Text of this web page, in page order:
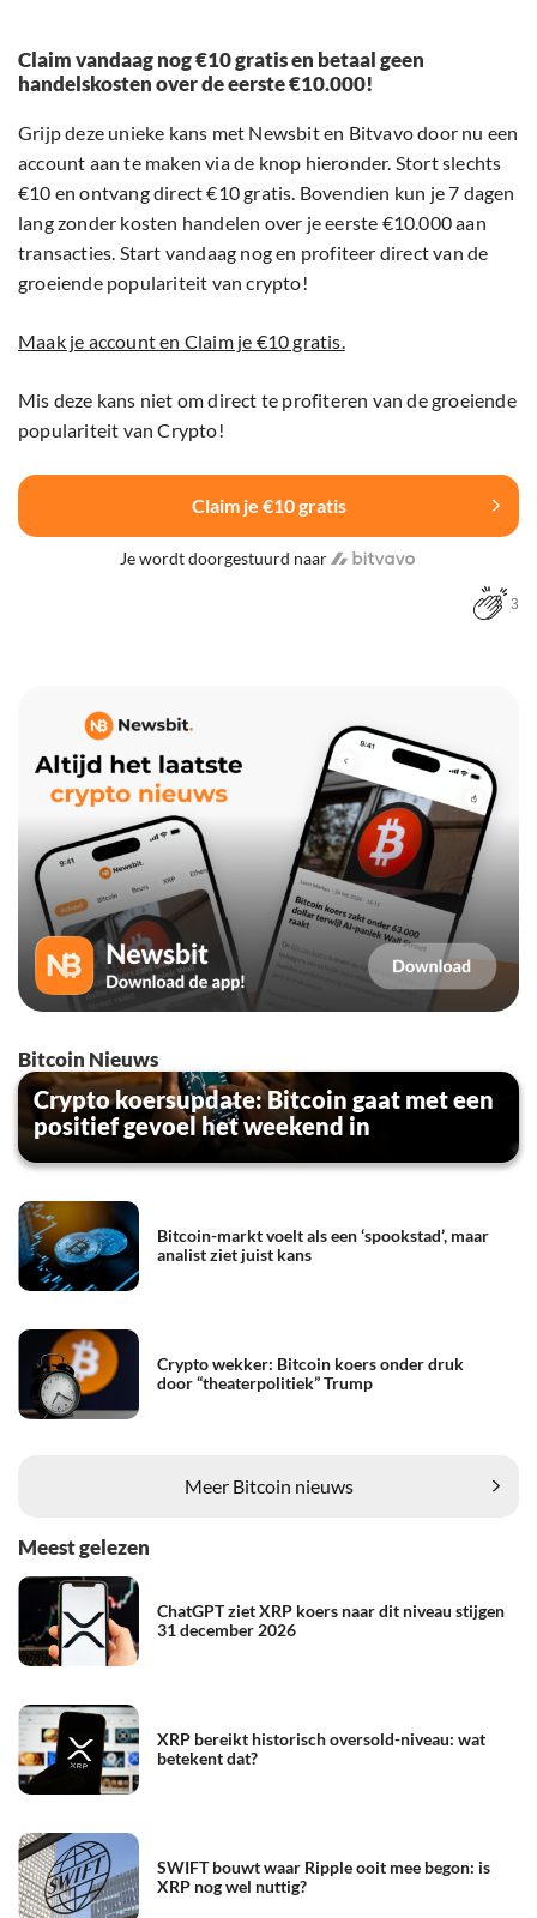
Claim vandaag nog €10 gratis en betaal geen
handelskosten over de eerste €10.000!
Grijp deze unieke kans met Newsbit en Bitvavo door nu een
account aan te maken via de knop hieronder. Stort slechts
€10 en ontvang direct €10 gratis. Bovendien kun je 7 dagen
lang zonder kosten handelen over je eerste €10.000 aan
transacties. Start vandaag nog en profiteer direct van de
groeiende populariteit van crypto!
Maak je account en Claim je €10 gratis.
Mis deze kans niet om direct te profiteren van de groeiende
populariteit van Crypto!
Claim je €10 gratis
Je wordt doorgestuurd naar
3
Bitcoin Nieuws
Crypto koersupdate: Bitcoin gaat met een
positief gevoel het weekend in
Bitcoin-markt voelt als een ‘spookstad’, maar
analist ziet juist kans
Crypto wekker: Bitcoin koers onder druk
door “theaterpolitiek” Trump
Meer Bitcoin nieuws
Meest gelezen
ChatGPT ziet XRP koers naar dit niveau stijgen
31 december 2026
XRP bereikt historisch oversold-niveau: wat
betekent dat?
SWIFT bouwt waar Ripple ooit mee begon: is
XRP nog wel nuttig?